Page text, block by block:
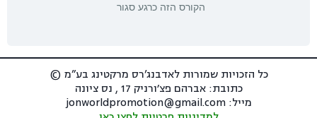
הקורס הזה כרגע סגור
כל הזכויות שמורות לאדבנג’רס מרקטינג בע”מ ©
כתובת: אברהם פצ׳ורניק 17 , נס ציונה
מייל: jonworldpromotion@gmail.com